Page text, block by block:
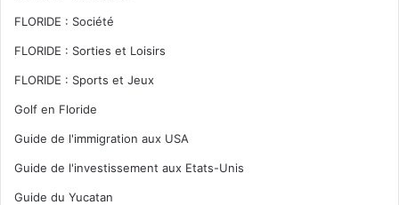
FLORIDE : Société
FLORIDE : Sorties et Loisirs
FLORIDE : Sports et Jeux
Golf en Floride
Guide de l'immigration aux USA
Guide de l'investissement aux Etats-Unis
Guide du Yucatan